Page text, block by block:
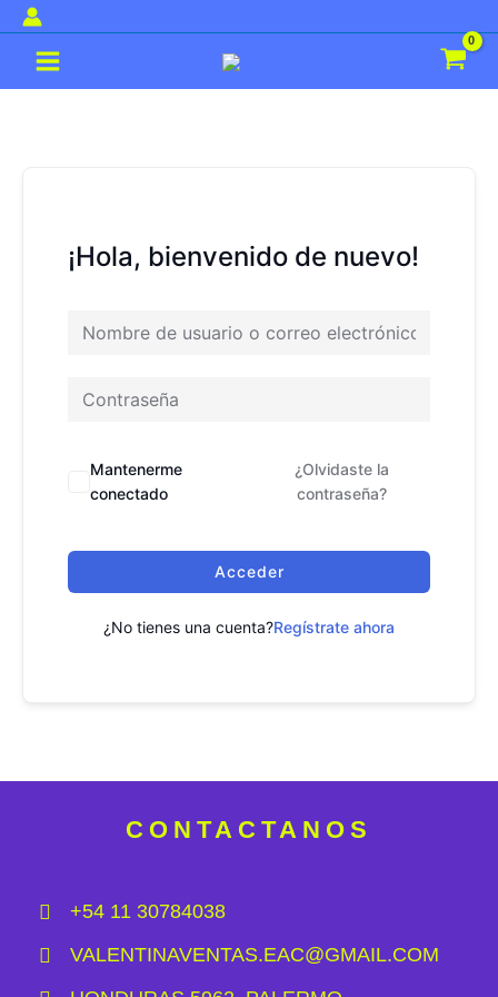
al
contenido
Main
¡Hola, bienvenido de nuevo!
Mantenerme
conectado
¿Olvidaste la
contraseña?
Acceder
¿No tienes una cuenta?Regístrate ahora
CONTACTANOS
+54 11 30784038
VALENTINAVENTAS.EAC@GMAIL.COM